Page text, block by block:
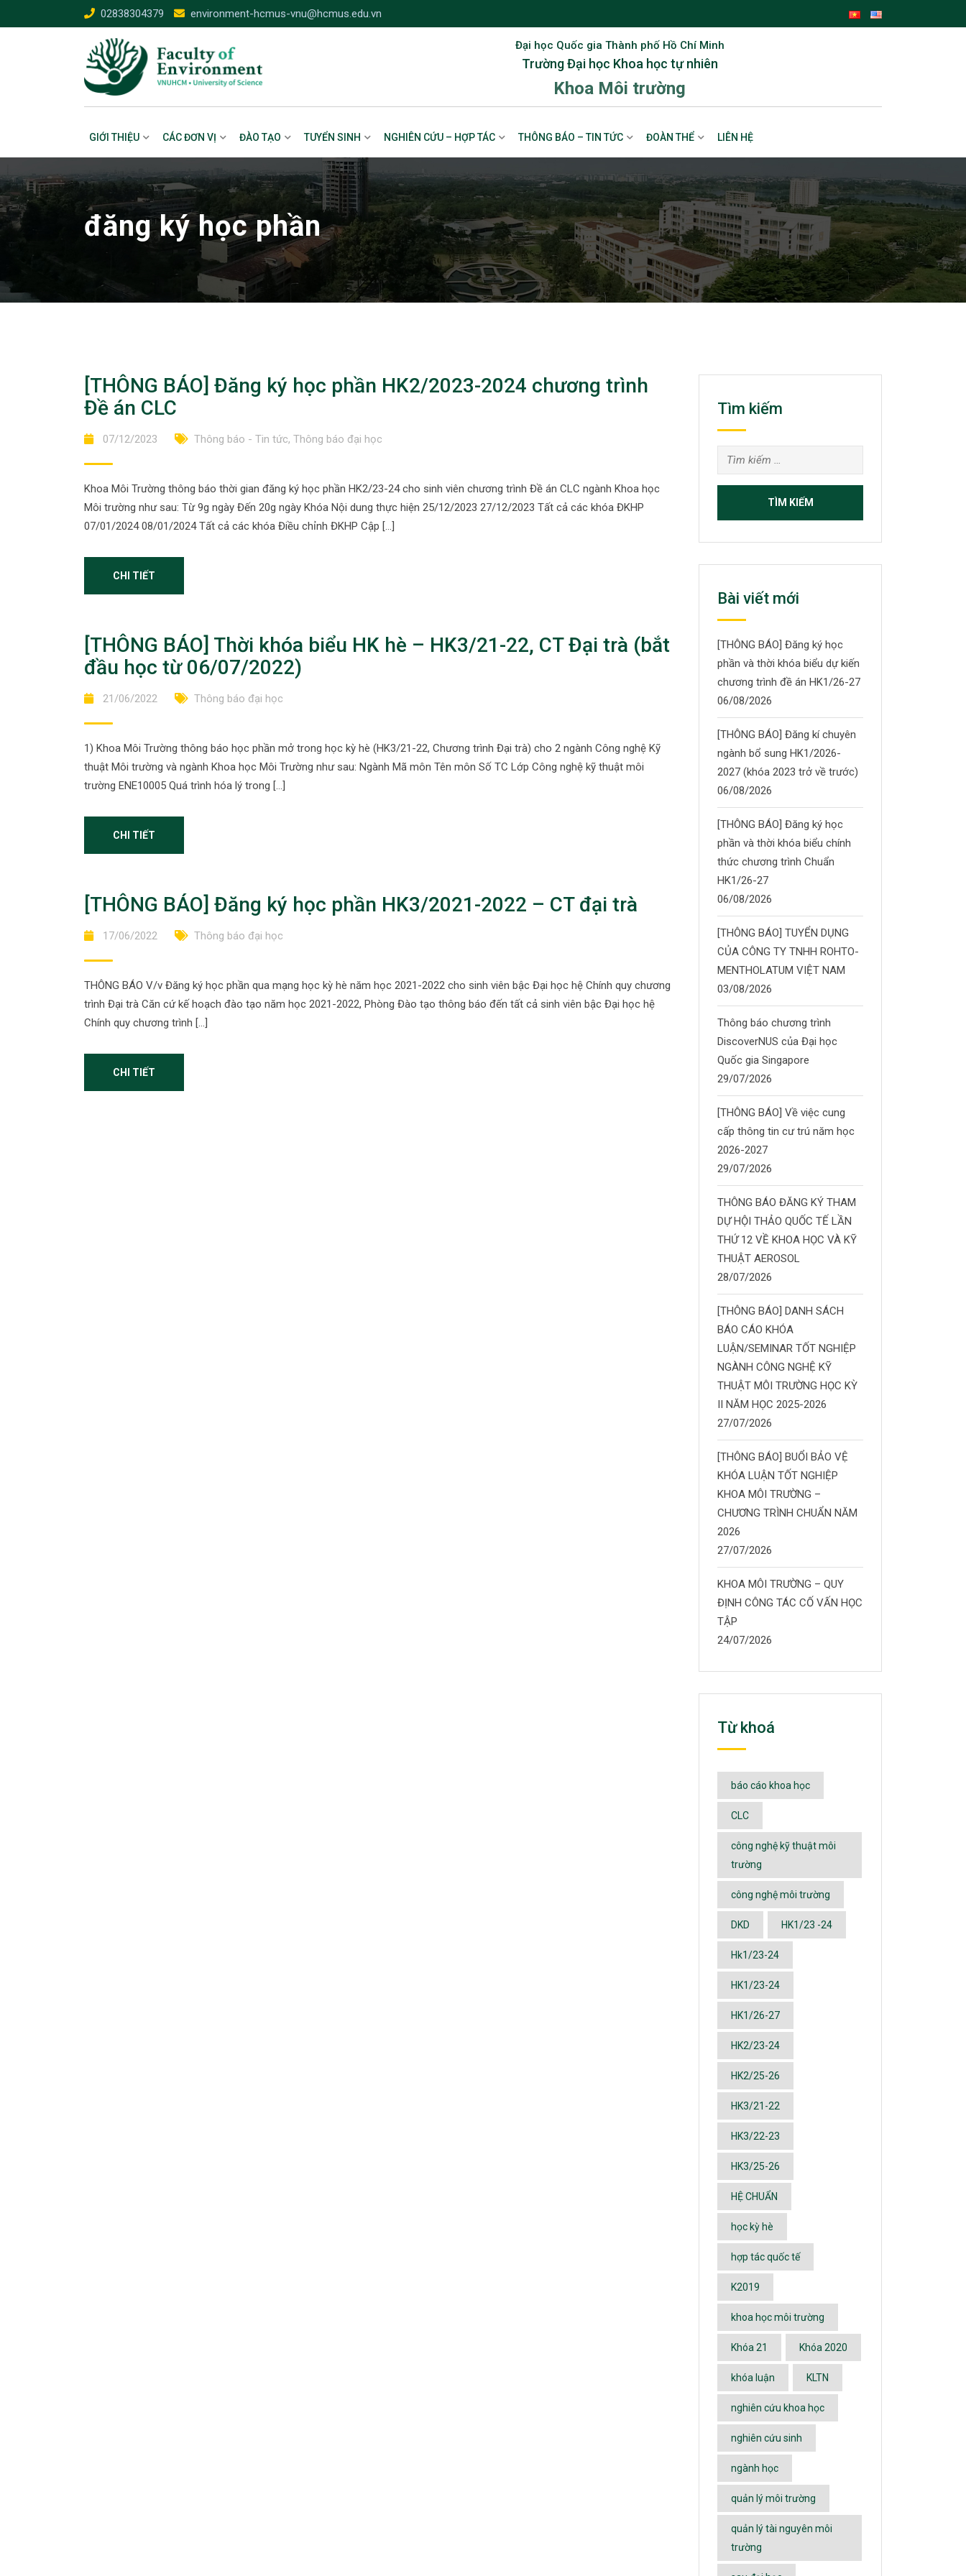
to
02838304379 environment-hcmus-vnu@hcmus.edu.vn
Đại học Quốc gia Thành phố Hồ Chí Minh
Trường Đại học Khoa học tự nhiên
Khoa Môi trường
GIỚI THIỆU CÁC ĐƠN VỊ ĐÀO TẠO TUYỂN SINH NGHIÊN CỨU – HỢP TÁC THÔNG BÁO – TIN TỨC ĐOÀN THỂ LIÊN HỆ
đăng ký học phần
[THÔNG BÁO] Đăng ký học phần HK2/2023-2024 chương trình
Đề án CLC
07/12/2023 Thông báo - Tin tức, Thông báo đại học
Khoa Môi Trường thông báo thời gian đăng ký học phần HK2/23-24 cho sinh viên chương trình Đề án CLC ngành Khoa học
Môi trường như sau: Từ 9g ngày Đến 20g ngày Khóa Nội dung thực hiện 25/12/2023 27/12/2023 Tất cả các khóa ĐKHP
07/01/2024 08/01/2024 Tất cả các khóa Điều chỉnh ĐKHP Cập […]
CHI TIẾT
[THÔNG BÁO] Thời khóa biểu HK hè – HK3/21-22, CT Đại trà (bắt
đầu học từ 06/07/2022)
21/06/2022 Thông báo đại học
1) Khoa Môi Trường thông báo học phần mở trong học kỳ hè (HK3/21-22, Chương trình Đại trà) cho 2 ngành Công nghệ Kỹ
thuật Môi trường và ngành Khoa học Môi Trường như sau: Ngành Mã môn Tên môn Số TC Lớp Công nghệ kỹ thuật môi
trường ENE10005 Quá trình hóa lý trong […]
CHI TIẾT
[THÔNG BÁO] Đăng ký học phần HK3/2021-2022 – CT đại trà
17/06/2022 Thông báo đại học
THÔNG BÁO V/v Đăng ký học phần qua mạng học kỳ hè năm học 2021-2022 cho sinh viên bậc Đại học hệ Chính quy chương
trình Đại trà Căn cứ kế hoạch đào tạo năm học 2021-2022, Phòng Đào tạo thông báo đến tất cả sinh viên bậc Đại học hệ
Chính quy chương trình […]
CHI TIẾT
Tìm kiếm
Tìm
kiếm
Bài viết mới
[THÔNG BÁO] Đăng ký học
phần và thời khóa biểu dự kiến
chương trình đề án HK1/26-27
06/08/2026
[THÔNG BÁO] Đăng kí chuyên
ngành bổ sung HK1/2026-
2027 (khóa 2023 trở về trước)
06/08/2026
[THÔNG BÁO] Đăng ký học
phần và thời khóa biểu chính
thức chương trình Chuẩn
HK1/26-27
06/08/2026
[THÔNG BÁO] TUYỂN DỤNG
CỦA CÔNG TY TNHH ROHTO-
MENTHOLATUM VIỆT NAM
03/08/2026
Thông báo chương trình
DiscoverNUS của Đại học
Quốc gia Singapore
29/07/2026
[THÔNG BÁO] Về việc cung
cấp thông tin cư trú năm học
2026-2027
29/07/2026
THÔNG BÁO ĐĂNG KÝ THAM
DỰ HỘI THẢO QUỐC TẾ LẦN
THỨ 12 VỀ KHOA HỌC VÀ KỸ
THUẬT AEROSOL
28/07/2026
[THÔNG BÁO] DANH SÁCH
BÁO CÁO KHÓA
LUẬN/SEMINAR TỐT NGHIỆP
NGÀNH CÔNG NGHỆ KỸ
THUẬT MÔI TRƯỜNG HỌC KỲ
II NĂM HỌC 2025-2026
27/07/2026
[THÔNG BÁO] BUỔI BẢO VỆ
KHÓA LUẬN TỐT NGHIỆP
KHOA MÔI TRƯỜNG –
CHƯƠNG TRÌNH CHUẨN NĂM
2026
27/07/2026
KHOA MÔI TRƯỜNG – QUY
ĐỊNH CÔNG TÁC CỐ VẤN HỌC
TẬP
24/07/2026
Từ khoá
báo cáo khoa học
CLC
công nghệ kỹ thuật môi
trường
công nghệ môi trường
DKD HK1/23 -24
Hk1/23-24
HK1/23-24
HK1/26-27
HK2/23-24
HK2/25-26
HK3/21-22
HK3/22-23
HK3/25-26
HỆ CHUẨN
học kỳ hè
hợp tác quốc tế
K2019
khoa học môi trường
Khóa 21 Khóa 2020
khóa luận KLTN
nghiên cứu khoa học
nghiên cứu sinh
ngành học
quản lý môi trường
quản lý tài nguyên môi
trường